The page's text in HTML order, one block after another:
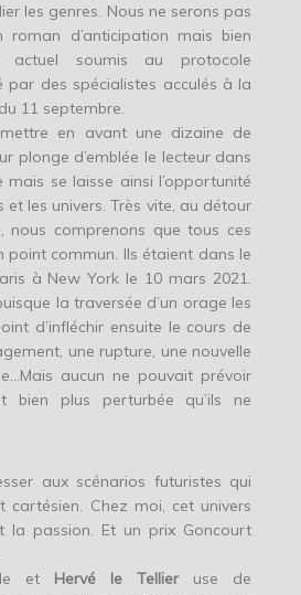
les genres. Nous ne serons pas
roman d’anticipation mais bien
soumis au protocole
par des spécialistes acculés à la
11 septembre.
en avant une dizaine de
plonge d’emblée le lecteur dans
mais se laisse ainsi l’opportunité
et les univers. Très vite, au détour
nous comprenons que tous ces
point commun. Ils étaient dans le
à New York le 10 mars 2021.
la traversée d’un orage les
d’infléchir ensuite le cours de
une rupture, une nouvelle
aucun ne pouvait prévoir
bien plus perturbée qu’ils ne
aux scénarios futuristes qui
cartésien. Chez moi, cet univers
la passion. Et un prix Goncourt
etHervé le Tellieruse de